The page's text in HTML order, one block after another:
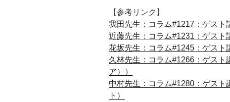
【参考リンク】
我田先生：コラム#1217：ゲスト
近藤先生：コラム#1231：ゲスト
花坂先生：コラム#1245：ゲスト
久林先生：コラム#1266：ゲスト
ア））
中村先生：コラム#1280：ゲスト
ト）